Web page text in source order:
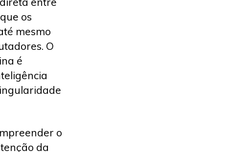
os
mesmo
O
é
o
da